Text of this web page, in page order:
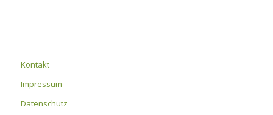
Kontakt
Impressum
Datenschutz